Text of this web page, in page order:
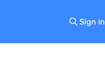
Sign in